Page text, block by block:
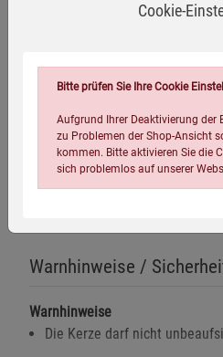
Unterstütztes Organ »der
Fähigkeit, Sachverhalte
die eigenen wahren Gefühle zu
hilft dabei, sich mit den eigenen
Zielen auseinanderzusetzen.
prüft der Dünndarm die
Warnhinweise /
Warnhinweise
Die Kerze darf nicht
Cookie-
Bitte prüfen Sie Ihre Cookie
Aufgrund Ihrer Deaktivierung der
zu Problemen der Shop-Ansicht
kommen. Bitte aktivieren Sie die
sich problemlos auf unserer
Einstellungen speichern für die